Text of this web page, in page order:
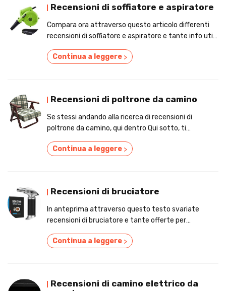
Recensioni di soffiatore e aspiratore
Compara ora attraverso questo articolo differenti
recensioni di soffiatore e aspiratore e tante info utili
Continua a leggere >
Recensioni di poltrone da camino
Se stessi andando alla ricerca di recensioni di
poltrone da camino, qui dentro Qui sotto, ti
Continua a leggere >
Recensioni di bruciatore
In anteprima attraverso questo testo svariate
recensioni di bruciatore e tante offerte per
Continua a leggere >
Recensioni di camino elettrico da